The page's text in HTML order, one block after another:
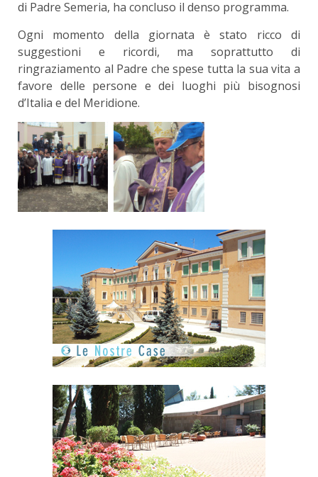
di Padre Semeria, ha concluso il denso programma.
Ogni momento della giornata è stato ricco di
suggestioni e ricordi, ma soprattutto di
ringraziamento al Padre che spese tutta la sua vita a
favore delle persone e dei luoghi più bisognosi
d’Italia e del Meridione.